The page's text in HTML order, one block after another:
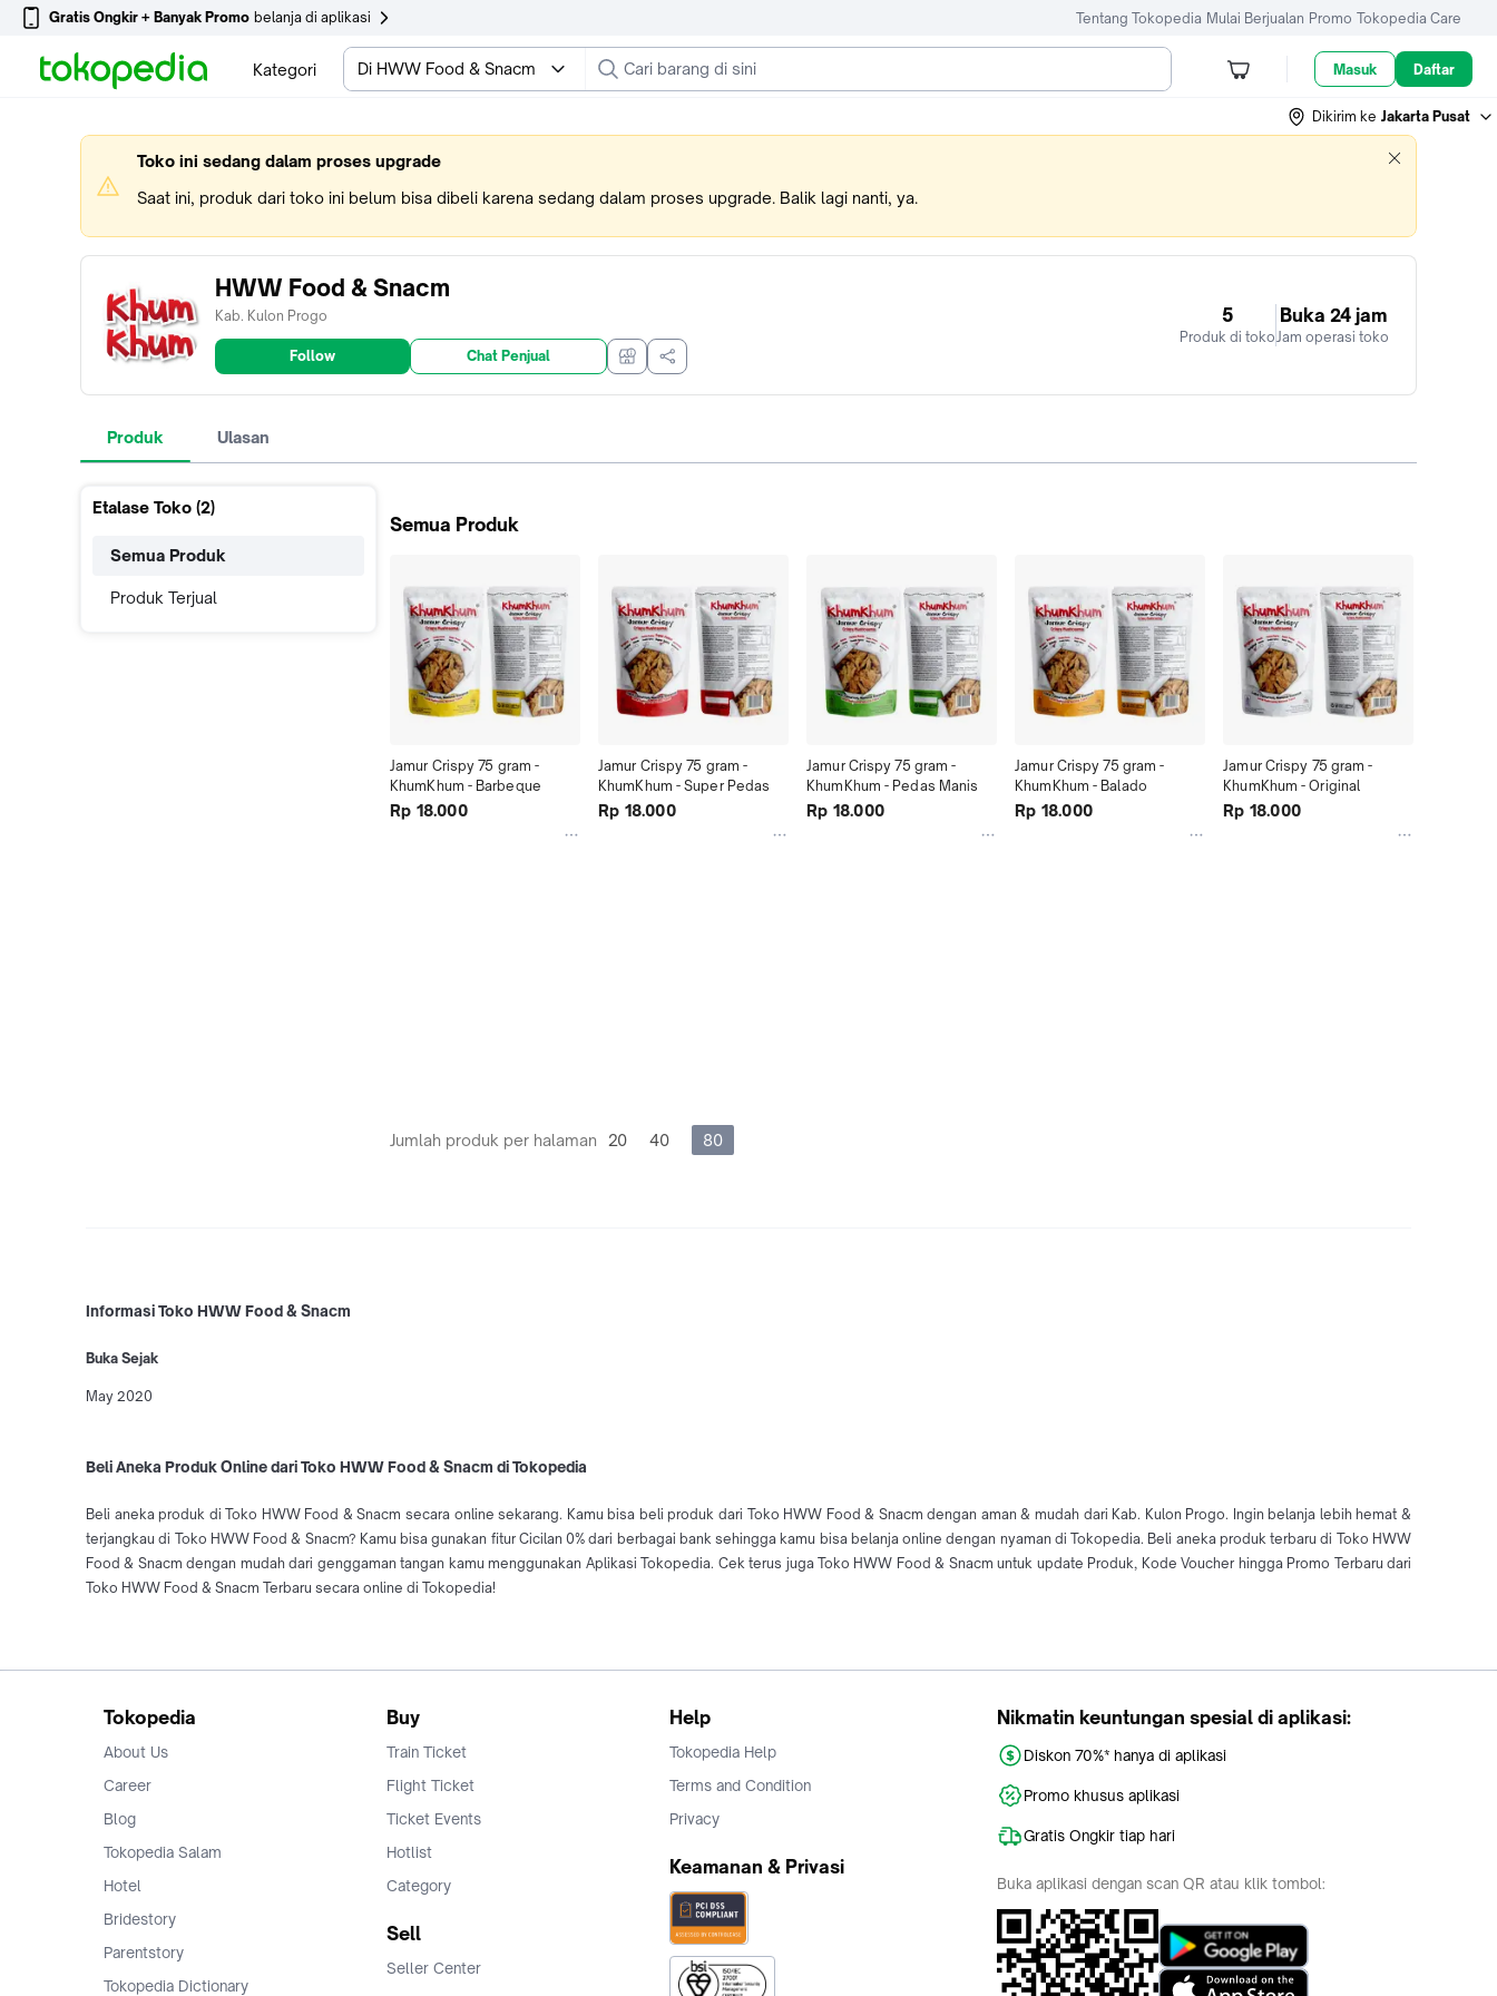
Gratis Ongkir + Banyak Promo belanja di aplikasi Tentang Tokopedia Mulai Berjualan Promo Tokopedia Care
Kategori Di HWW Food & Snacm Masuk Daftar
Dikirim ke Jakarta Pusat
Toko ini sedang dalam proses upgrade
Saat ini, produk dari toko ini belum bisa dibeli karena sedang dalam proses upgrade. Balik lagi nanti, ya.
HWW Food & Snacm
Kab. Kulon Progo
Follow Chat Penjual
5
Produk di toko
Buka 24 jam
Jam operasi toko
Produk Ulasan
Etalase Toko (2)
Semua Produk
Produk Terjual
Semua Produk
Jamur Crispy 75 gram -
KhumKhum - Barbeque
Rp 18.000
Jamur Crispy 75 gram -
KhumKhum - Super Pedas
Rp 18.000
Jamur Crispy 75 gram -
KhumKhum - Pedas Manis
Rp 18.000
Jamur Crispy 75 gram -
KhumKhum - Balado
Rp 18.000
Jamur Crispy 75 gram -
KhumKhum - Original
Rp 18.000
Jumlah produk per halaman 20 40 80
Informasi Toko HWW Food & Snacm
Buka Sejak
May 2020
Beli Aneka Produk Online dari Toko HWW Food & Snacm di Tokopedia
Beli aneka produk di Toko HWW Food & Snacm secara online sekarang. Kamu bisa beli produk dari Toko HWW Food & Snacm dengan aman & mudah dari Kab. Kulon Progo. Ingin belanja lebih hemat &
terjangkau di Toko HWW Food & Snacm? Kamu bisa gunakan fitur Cicilan 0% dari berbagai bank sehingga kamu bisa belanja online dengan nyaman di Tokopedia. Beli aneka produk terbaru di Toko HWW
Food & Snacm dengan mudah dari genggaman tangan kamu menggunakan Aplikasi Tokopedia. Cek terus juga Toko HWW Food & Snacm untuk update Produk, Kode Voucher hingga Promo Terbaru dari
Toko HWW Food & Snacm Terbaru secara online di Tokopedia!
Tokopedia
About Us
Career
Blog
Tokopedia Salam
Hotel
Bridestory
Parentstory
Tokopedia Dictionary
Buy
Train Ticket
Flight Ticket
Ticket Events
Hotlist
Category
Sell
Seller Center
Help
Tokopedia Help
Terms and Condition
Privacy
Keamanan & Privasi
Nikmatin keuntungan spesial di aplikasi:
Diskon 70%* hanya di aplikasi
Promo khusus aplikasi
Gratis Ongkir tiap hari
Buka aplikasi dengan scan QR atau klik tombol: